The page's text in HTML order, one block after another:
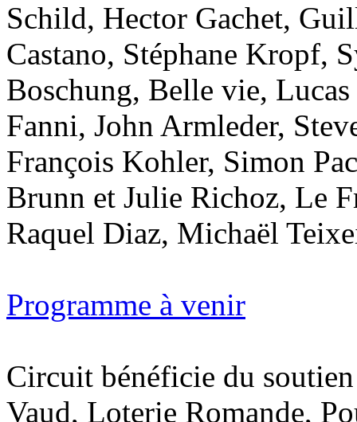
Schild, Hector Gachet,
Castano, Stéphane Kropf,
Boschung, Belle vie,
Fanni, John Armleder,
François Kohler, Simon
Brunn et Julie Richoz, Le
Raquel Diaz, Michaël
Programme à venir
Circuit bénéficie du
Vaud, Loterie Romande,